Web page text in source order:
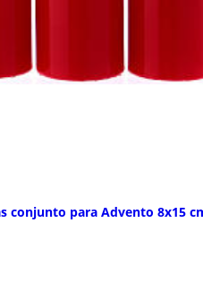
conjunto para Advento 8x15